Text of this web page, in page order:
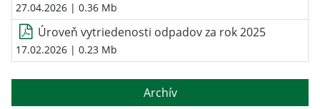
27.04.2026 | 0.36 Mb
Úroveň vytriedenosti odpadov za rok 2025
17.02.2026 | 0.23 Mb
Archív